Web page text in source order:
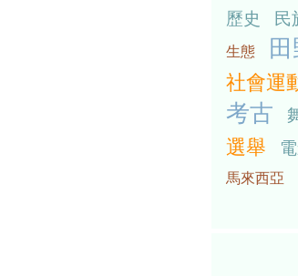
歷史 民
生態
社會運
考古
選舉
馬來西亞